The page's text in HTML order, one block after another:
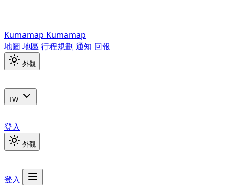
Kumamap Kumamap
地圖 地區 行程規劃 通知 回報
外觀
TW
登入
外觀
登入